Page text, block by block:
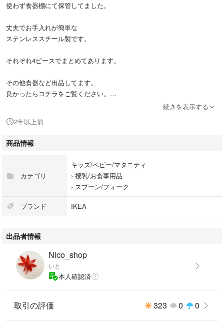
使わず食器棚にて保管してました。
丈夫でお手入れが簡単な
ステンレススチール製です。
それぞれ4ピースでまとめてあります。
その他食器など出品してます。
良かったらコチラをご覧ください。
#IKEA #カトラリー #フォーク #スプーン
続きを表示する
2年以上前
商品情報
カテゴリ
キッズ/ベビー/マタニティ
› 授乳/お食事用品
› スプーン/フォーク
ブランド IKEA
出品者情報
Nico_shop
いと
本人確認済
取引の評価 323 0 0